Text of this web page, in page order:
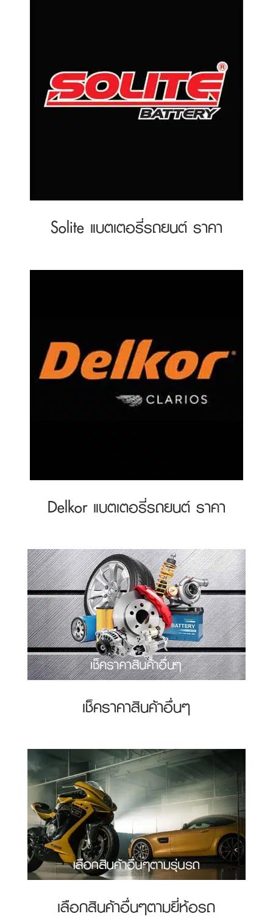
Solite แบตเตอรี่รถยนต์ ราคา
Delkor แบตเตอรี่รถยนต์ ราคา
เช็คราคาสินค้าอื่นๆ
เลือกสินค้าอื่นๆตามยี่ห้อรถ